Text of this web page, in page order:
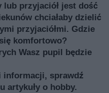
przyjaciół jest dość
chciałaby dzielić
przyjaciółmi. Gdzie
komfortowo?
Wasz pupil będzie
informacji, sprawdź
artykuły o hobby.